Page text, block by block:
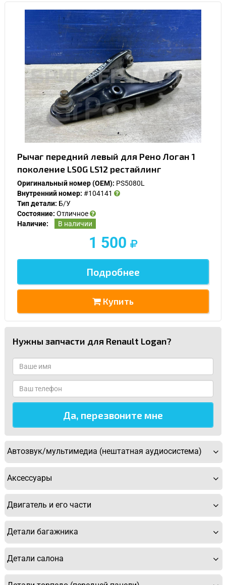
Рычаг передний левый для Рено Логан 1
поколение LS0G LS12 рестайлинг
Оригинальный номер (OEM): PS5080L
Внутренний номер: #104141
Тип детали: Б/У
Состояние: Отличное
Наличие:
В наличии
1 500
Подробнее
Купить
Нужны запчасти для Renault Logan?
Автозвук/мультимедиа (нештатная аудиосистема)
Аксессуары
Двигатель и его части
Детали багажника
Детали салона